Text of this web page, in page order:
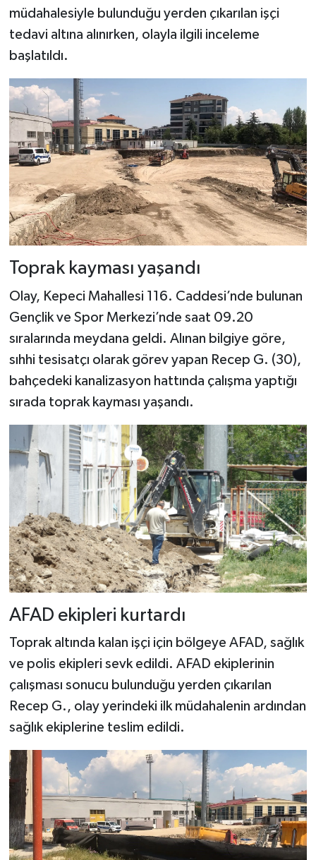
müdahalesiyle bulunduğu yerden çıkarılan işçi
tedavi altına alınırken, olayla ilgili inceleme
başlatıldı.
Toprak kayması yaşandı
Olay, Kepeci Mahallesi 116. Caddesi’nde bulunan
Gençlik ve Spor Merkezi’nde saat 09.20
sıralarında meydana geldi. Alınan bilgiye göre,
sıhhi tesisatçı olarak görev yapan Recep G. (30),
bahçedeki kanalizasyon hattında çalışma yaptığı
sırada toprak kayması yaşandı.
AFAD ekipleri kurtardı
Toprak altında kalan işçi için bölgeye AFAD, sağlık
ve polis ekipleri sevk edildi. AFAD ekiplerinin
çalışması sonucu bulunduğu yerden çıkarılan
Recep G., olay yerindeki ilk müdahalenin ardından
sağlık ekiplerine teslim edildi.